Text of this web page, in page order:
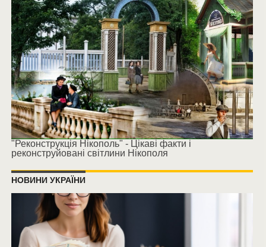
"Реконструкція Нікополь" - Цікаві факти і
реконструйовані світлини Нікополя
НОВИНИ УКРАЇНИ